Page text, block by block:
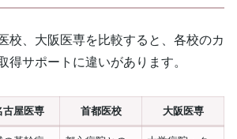
校、大阪医専を比較すると、各校のカ
得サポートに違いがあります。
古屋医専 首都医校 大阪医専